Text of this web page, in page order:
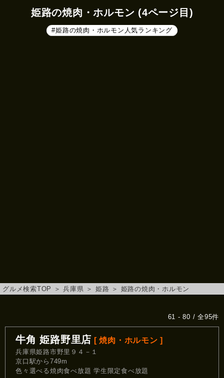
姫路の焼肉・ホルモン (4ページ目)
#姫路の焼肉・ホルモン人気ランキング
グルメ検索TOP ＞兵庫県 ＞ 姫路 ＞ 姫路の焼肉・ホルモン
61 - 80 / 全95件
牛角 姫路野里店 [ 焼肉・ホルモン ]
兵庫県姫路市野里９４－１
京口駅から749m
色々選べる焼肉食べ放題 学生限定食べ放題